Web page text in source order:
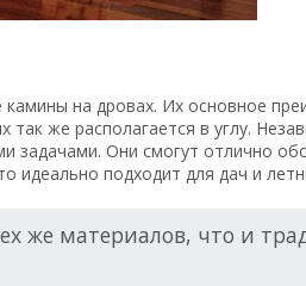
на дровах. Их основное
же располагается в углу.
задачами. Они смогут отлично
идеально подходит для дач и
же материалов, что и